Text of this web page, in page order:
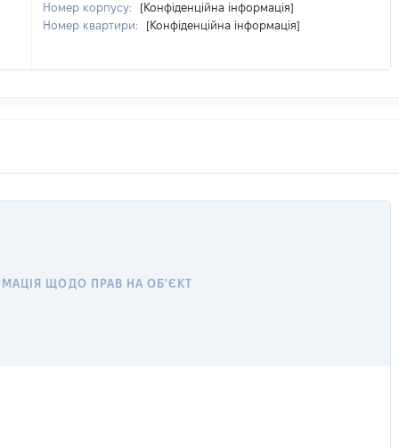
Номер корпусу:
[Конфіденційна інформація]
Номер квартири:
[Конфіденційна інформація]
ЩОДО ПРАВ НА ОБ'ЄКТ